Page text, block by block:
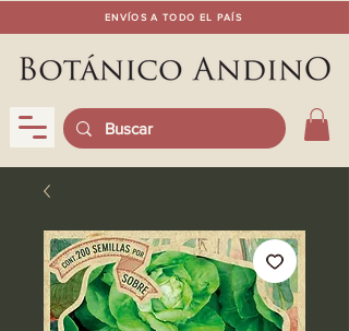
ENVÍOS A TODO EL PAÍS